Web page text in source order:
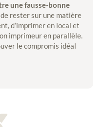
une fausse-bonne
de rester sur une matière
d’imprimer en local et
imprimeur en parallèle.
le compromis idéal